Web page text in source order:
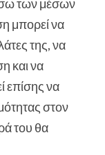
των μέσων
μπορεί να
της, να
και να
επίσης να
στον
του θα